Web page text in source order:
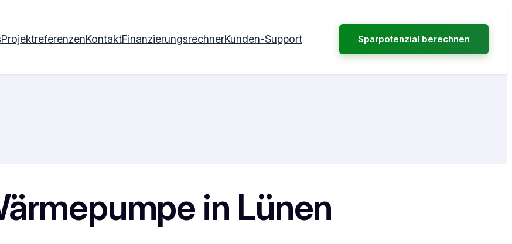
ProjektreferenzenKontaktFinanzierungsrechnerKunden-Support Sparpotenzial berechnen
in Lünen